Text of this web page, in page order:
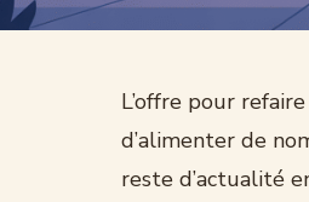
L’offre pour
d’alimenter de
reste d’actualité